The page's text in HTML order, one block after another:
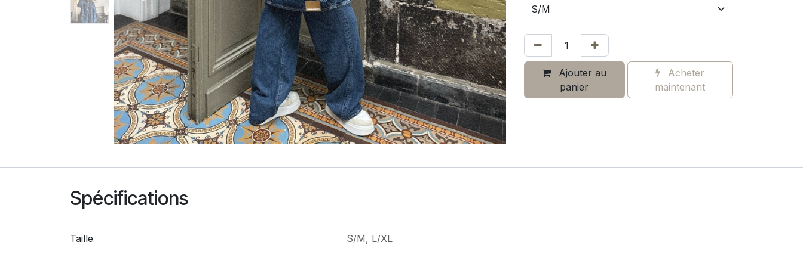
Ajouter au
panier
Acheter
maintenant
Spécifications
Taille S/M, L/XL